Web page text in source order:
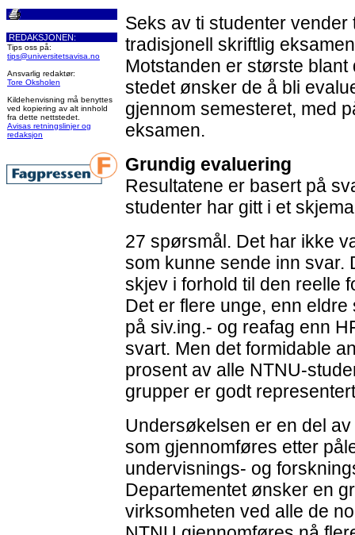
REDAKSJONEN:
Tips oss på:
tips@universitetsavisa.no
Ansvarlig redaktør:
Tore Oksholen
Kildehenvisning må benyttes
ved kopiering av alt innhold
fra dette nettstedet.
Avisas retningslinjer og
redaksjon
Seks av ti studenter vender
tradisjonell skriftlig
Motstanden er største
stedet ønsker de å bli
gjennom semesteret, med
eksamen.
Grundig evaluering
Resultatene er basert på
studenter har gitt i et
27 spørsmål. Det har ikke
som kunne sende inn svar.
skjev i forhold til den reelle
Det er flere unge, enn
på siv.ing.- og reafag enn
svart. Men det formidable
prosent av alle NTNU-
grupper er godt
Undersøkelsen er en del
som gjennomføres etter
undervisnings- og
Departementet ønsker en
virksomheten ved alle de